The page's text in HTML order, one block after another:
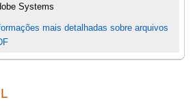
Systems
mais detalhadas sobre arquivos